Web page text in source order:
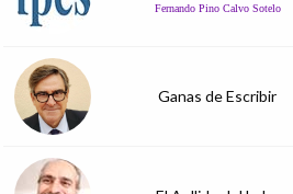
Fernando Pino Calvo Sotelo
Ganas de Escribir